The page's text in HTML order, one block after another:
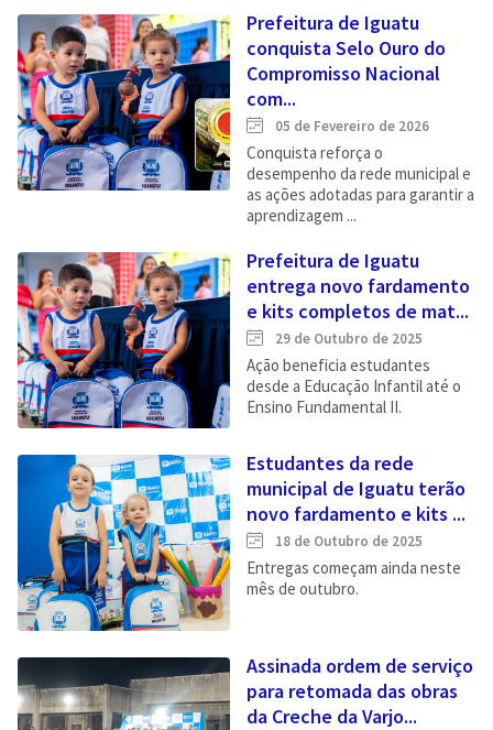
Prefeitura de Iguatu
conquista Selo Ouro do
Compromisso Nacional
com...
05 de Fevereiro de 2026
Conquista reforça o
desempenho da rede municipal e
as ações adotadas para garantir a
aprendizagem ...
Prefeitura de Iguatu
entrega novo fardamento
e kits completos de mat...
29 de Outubro de 2025
Ação beneficia estudantes
desde a Educação Infantil até o
Ensino Fundamental II.
Estudantes da rede
municipal de Iguatu terão
novo fardamento e kits ...
18 de Outubro de 2025
Entregas começam ainda neste
mês de outubro.
Assinada ordem de serviço
para retomada das obras
da Creche da Varjo...